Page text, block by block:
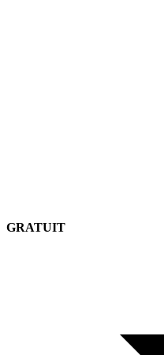
GRATUIT